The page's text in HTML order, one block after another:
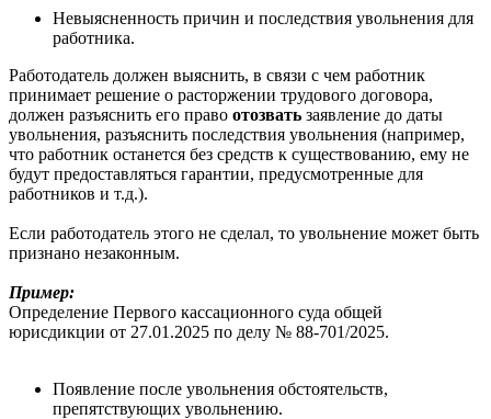
Невыясненность причин и последствия увольнения для
работника.
Работодатель должен выяснить, в связи с чем работник
принимает решение о расторжении трудового договора,
должен разъяснить его право отозвать заявление до даты
увольнения, разъяснить последствия увольнения (например,
что работник останется без средств к существованию, ему не
будут предоставляться гарантии, предусмотренные для
работников и т.д.).
Если работодатель этого не сделал, то увольнение может быть
признано незаконным.
Пример:
Определение Первого кассационного суда общей
юрисдикции от 27.01.2025 по делу № 88-701/2025.
Появление после увольнения обстоятельств,
препятствующих увольнению.